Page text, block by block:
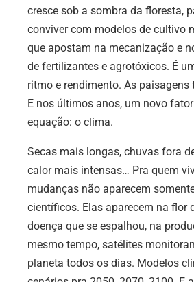
cresce sob a sombra da floresta,
conviver com modelos de cultivo
que apostam na mecanização e
de fertilizantes e agrotóxicos. É
ritmo e rendimento. As
E nos últimos anos, um novo
equação: o clima.
Secas mais longas, chuvas fora
calor mais intensas… Pra quem
mudanças não aparecem
científicos. Elas aparecem na flor
doença que se espalhou, na
mesmo tempo, satélites
planeta todos os dias. Modelos